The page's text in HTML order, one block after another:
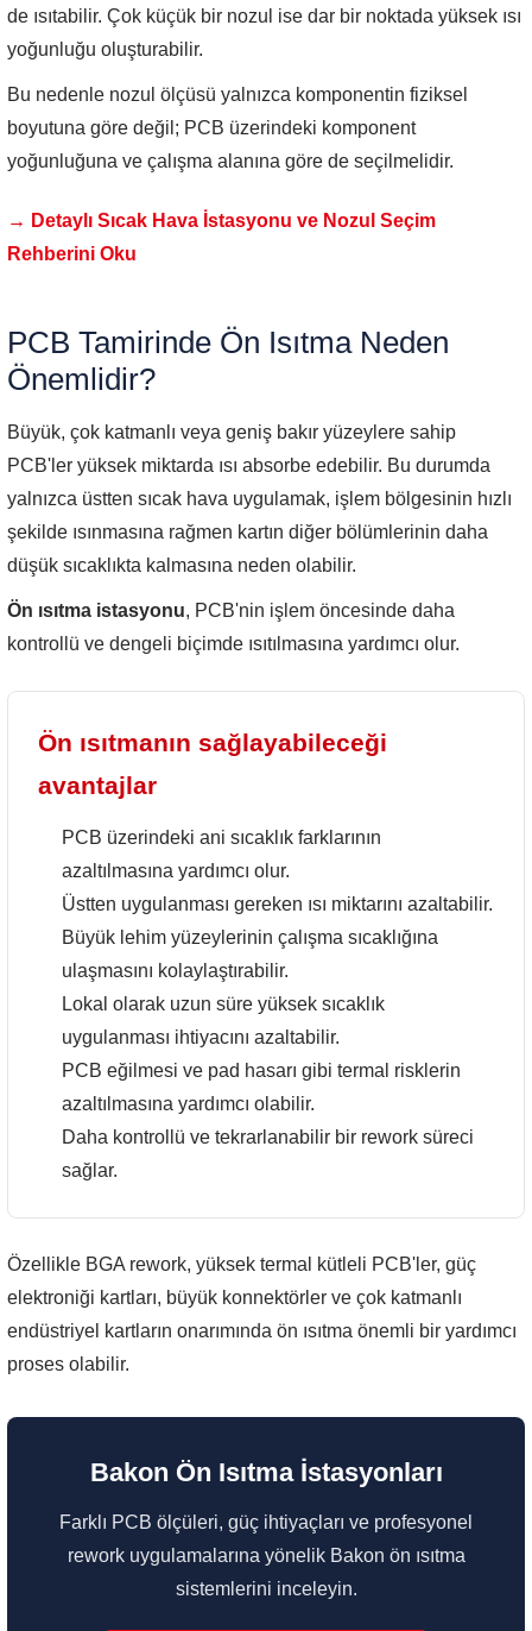
de ısıtabilir. Çok küçük bir nozul ise dar bir noktada yüksek ısı
yoğunluğu oluşturabilir.
Bu nedenle nozul ölçüsü yalnızca komponentin fiziksel
boyutuna göre değil; PCB üzerindeki komponent
yoğunluğuna ve çalışma alanına göre de seçilmelidir.
→ Detaylı Sıcak Hava İstasyonu ve Nozul Seçim
Rehberini Oku
PCB Tamirinde Ön Isıtma Neden
Önemlidir?
Büyük, çok katmanlı veya geniş bakır yüzeylere sahip
PCB'ler yüksek miktarda ısı absorbe edebilir. Bu durumda
yalnızca üstten sıcak hava uygulamak, işlem bölgesinin hızlı
şekilde ısınmasına rağmen kartın diğer bölümlerinin daha
düşük sıcaklıkta kalmasına neden olabilir.
Ön ısıtma istasyonu, PCB'nin işlem öncesinde daha
kontrollü ve dengeli biçimde ısıtılmasına yardımcı olur.
Ön ısıtmanın sağlayabileceği
avantajlar
PCB üzerindeki ani sıcaklık farklarının
azaltılmasına yardımcı olur.
Üstten uygulanması gereken ısı miktarını azaltabilir.
Büyük lehim yüzeylerinin çalışma sıcaklığına
ulaşmasını kolaylaştırabilir.
Lokal olarak uzun süre yüksek sıcaklık
uygulanması ihtiyacını azaltabilir.
PCB eğilmesi ve pad hasarı gibi termal risklerin
azaltılmasına yardımcı olabilir.
Daha kontrollü ve tekrarlanabilir bir rework süreci
sağlar.
Özellikle BGA rework, yüksek termal kütleli PCB'ler, güç
elektroniği kartları, büyük konnektörler ve çok katmanlı
endüstriyel kartların onarımında ön ısıtma önemli bir yardımcı
proses olabilir.
Bakon Ön Isıtma İstasyonları
Farklı PCB ölçüleri, güç ihtiyaçları ve profesyonel
rework uygulamalarına yönelik Bakon ön ısıtma
sistemlerini inceleyin.